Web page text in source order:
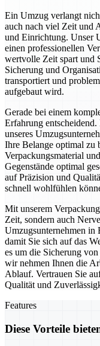
Ein Umzug verlangt
auch nach viel Zeit und
und Einrichtung. Unser
einen professionellen
wertvolle Zeit spart und
Sicherung und
transportiert und
aufgebaut wird.
Gerade bei einem
Erfahrung
unseres
Ihre Belange optimal zu
Verpackungsmaterial
Gegenstände optimal
auf Präzision und
schnell wohlfühlen
Mit unserem
Zeit, sondern auch
Umzugsunternehmen in
damit Sie sich auf das
es um die Sicherung
wir nehmen Ihnen die
Ablauf. Vertrauen Sie
Qualität und
Features
Diese Vorteile